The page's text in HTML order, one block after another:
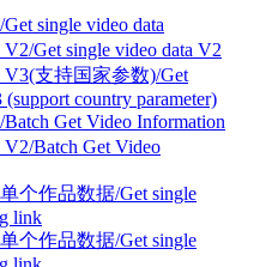
single video data
Get single video data V2
支持国家参数)/Get
country parameter)
Get Video Information
Batch Get Video
个作品数据/Get single
link
个作品数据/Get single